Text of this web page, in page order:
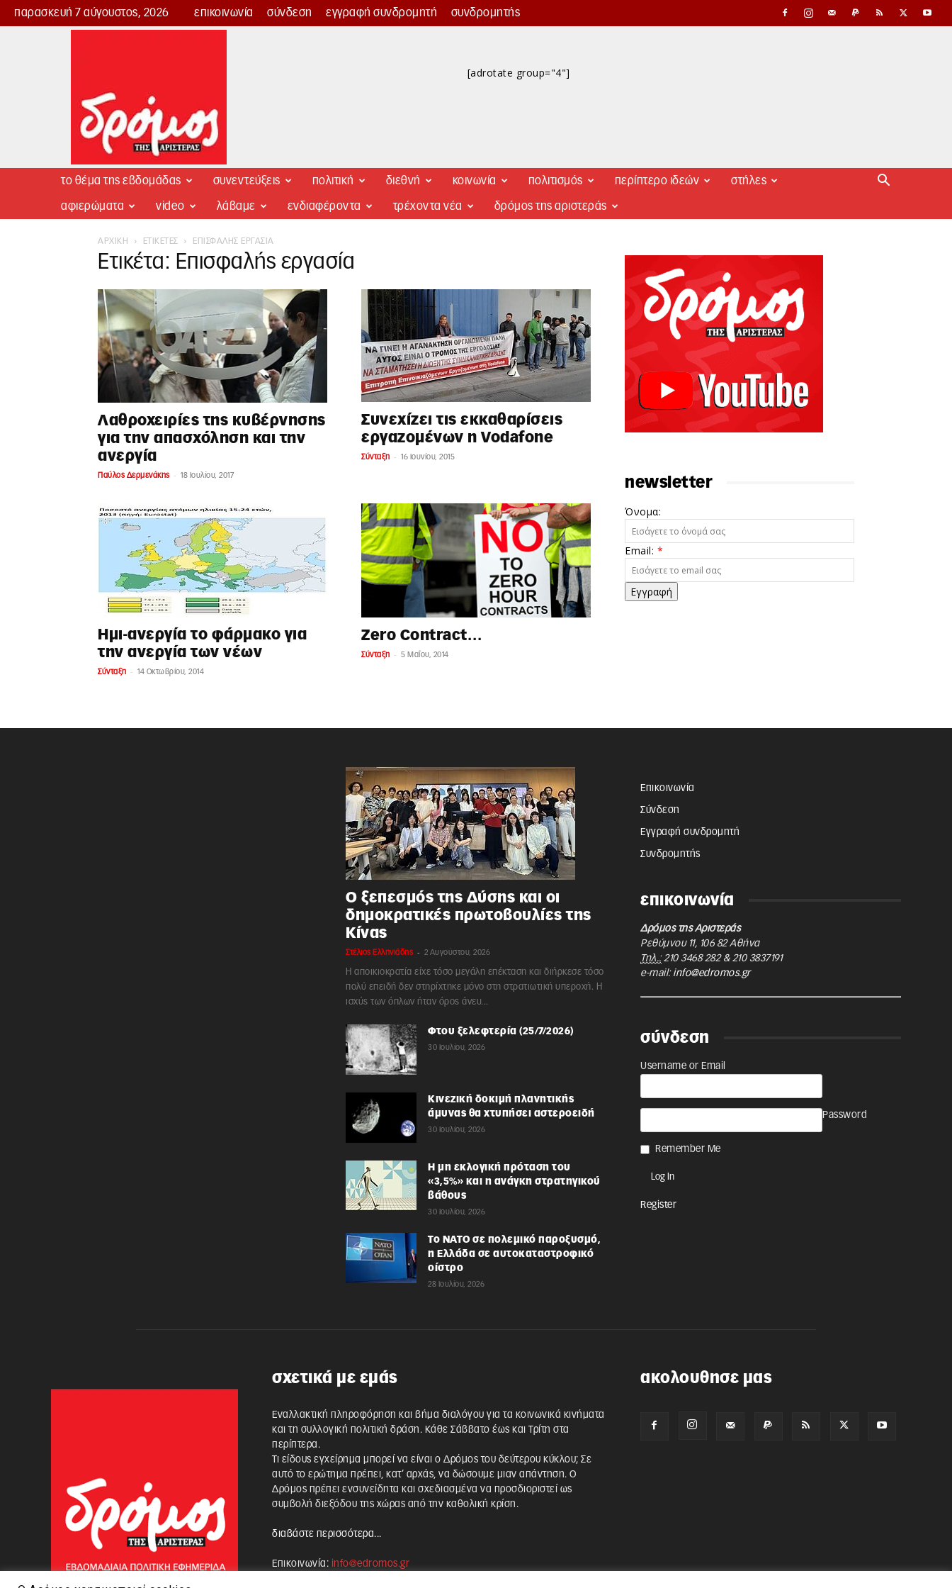
παρασκευή 7 αύγουστος, 2026 επικοινωνία σύνδεση εγγραφή συνδρομητή συνδρομητής
Δρόμος
[adrotate group="4"]
το θέμα της εβδομάδας συνεντεύξεις πολιτική διεθνή κοινωνία πολιτισμός περίπτερο ιδεών στήλες
αφιερώματα video λάβαμε ενδιαφέροντα τρέχοντα νέα δρόμος της αριστεράς
ΑΡΧΙΚΉ ΕΤΙΚΈΤΕΣ ΕΠΙΣΦΑΛΉΣ ΕΡΓΑΣΊΑ
Ετικέτα: Επισφαλής εργασία
Λαθροχειρίες της κυβέρνησης
για την απασχόληση και την
ανεργία
Παύλος Δερμενάκης - 18 Ιουλίου, 2017
Συνεχίζει τις εκκαθαρίσεις
εργαζομένων η Vodafone
Σύνταξη - 16 Ιουνίου, 2015
Ημι-ανεργία το φάρμακο για
την ανεργία των νέων
Σύνταξη - 14 Οκτωβρίου, 2014
Zero Contract…
Σύνταξη - 5 Μαΐου, 2014
newsletter
Όνομα:
Email: *
Εγγραφή
Ο ξεπεσμός της Δύσης και οι
δημοκρατικές πρωτοβουλίες της
Κίνας
Στέλιος Ελληνιάδης - 2 Αυγούστου, 2026
Η αποικιοκρατία είχε τόσο μεγάλη επέκταση και διήρκεσε τόσο
πολύ επειδή δεν στηρίχτηκε μόνο στη στρατιωτική υπεροχή. Η
ισχύς των όπλων ήταν όρος άνευ...
Φτου ξελεφτερία (25/7/2026)
30 Ιουλίου, 2026
Κινεζική δοκιμή πλανητικής
άμυνας θα χτυπήσει αστεροειδή
30 Ιουλίου, 2026
Η μη εκλογική πρόταση του
«3,5%» και η ανάγκη στρατηγικού
βάθους
30 Ιουλίου, 2026
Το ΝΑΤΟ σε πολεμικό παροξυσμό,
η Ελλάδα σε αυτοκαταστροφικό
οίστρο
28 Ιουλίου, 2026
Επικοινωνία
Σύνδεση
Εγγραφή συνδρομητή
Συνδρομητής
επικοινωνία
Δρόμος της Αριστεράς
Ρεθύμνου 11, 106 82 Αθήνα
Τηλ.: 210 3468 282& 210 3837191
e-mail: info@edromos.gr
σύνδεση
Username or Email
Password
Remember Me
Register
σχετικά με εμάς
Εναλλακτική πληροφόρηση και βήμα διαλόγου για τα κοινωνικά κινήματα
και τη συλλογική πολιτική δράση. Κάθε Σάββατο έως και Τρίτη στα
περίπτερα.
Τι είδους εγχείρημα μπορεί να είναι ο Δρόμος του δεύτερου κύκλου; Σε
αυτό το ερώτημα πρέπει, κατ’ αρχάς, να δώσουμε μιαν απάντηση. Ο
Δρόμος πρέπει ενσυνείδητα και σχεδιασμένα να προσδιοριστεί ως
συμβολή διεξόδου της χώρας από την καθολική κρίση.
διαβάστε περισσότερα...
Επικοινωνία: info@edromos.gr
ακολουθησε μας